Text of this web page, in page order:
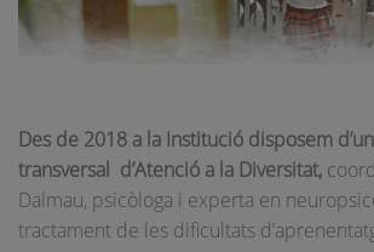
Des de 2018 a la Institució disposem
transversal d’Atenció a la Diversitat,
Dalmau, psicòloga i experta en
tractament de les dificultats